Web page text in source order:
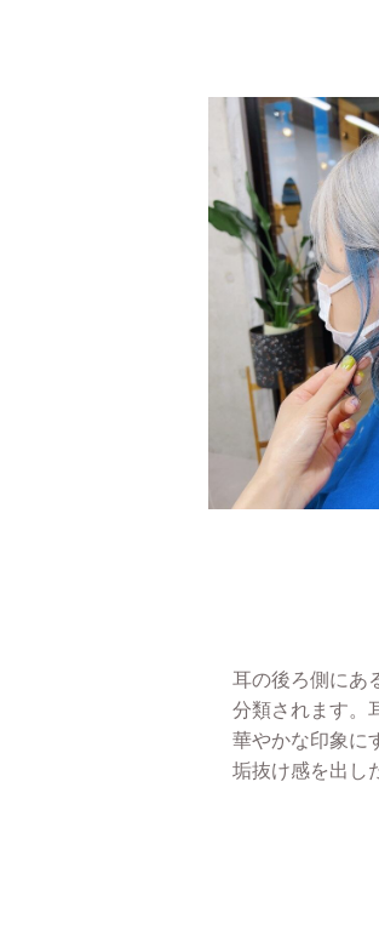
耳の後ろ側にあ
分類されます。
華やかな印象に
垢抜け感を出し